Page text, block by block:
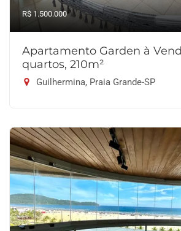
R$ 1.500.000
Apartamento Garden à
quartos, 210m²
Guilhermina, Praia Grande-SP